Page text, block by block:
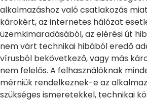
alkalmazáshoz való csatlakozás
károkért, az internetes hálózat
üzemkimaradásából, az elérési út
nem várt technikai hibából eredő
vírusból bekövetkező, vagy más
nem felelős. A felhasználóknak
mérniük rendelkeznek-e az
szükséges ismeretekkel, technikai